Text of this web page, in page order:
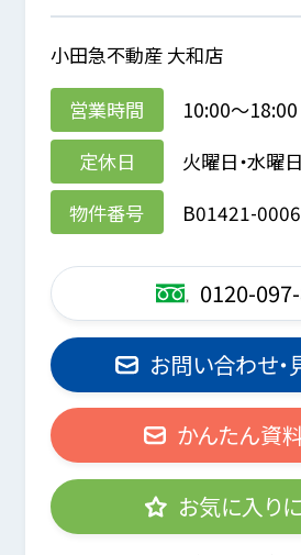
小田急不動産 大和店
営業時間
10:00～18:00
定休日
火曜日・水曜日
物件番号
B01421-
0120-
お問い合わせ
かんたん資
お気に入り